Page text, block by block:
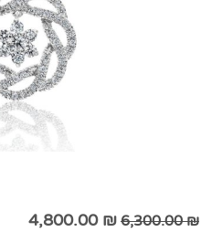
6,300.00₪
4,800.00 ₪